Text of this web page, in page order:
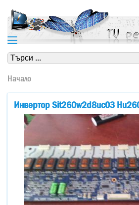
https://www.high-endrolex.com/24
Начало
Инвертор Sit260w2d8uc03